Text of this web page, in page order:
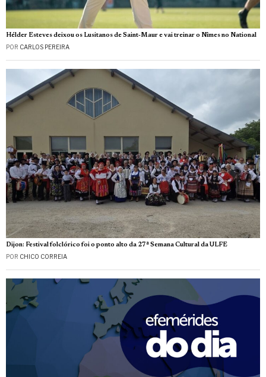
Hélder Esteves deixou os Lusitanos de Saint‑Maur e vai treinar o Nîmes no National
POR CARLOS PEREIRA
Dijon: Festival folclórico foi o ponto alto da 27ª Semana Cultural da ULFE
POR CHICO CORREIA